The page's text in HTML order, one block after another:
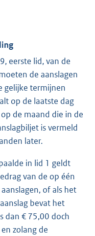
eerste lid, van de
de aanslagen
gelijke termijnen
op de laatste dag
de maand die in de
is vermeld
later.
in lid 1 geldt
van de op één
of als het
bevat het
dan € 75,00 doch
zolang de